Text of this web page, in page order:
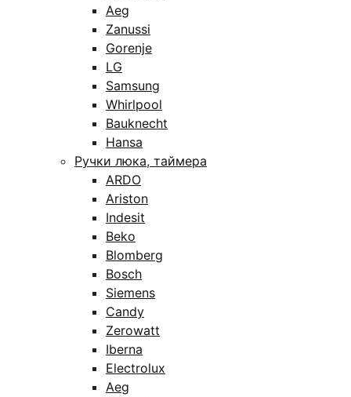
Aeg
Zanussi
Gorenje
LG
Samsung
Whirlpool
Bauknecht
Hansa
Ручки люка, таймера
ARDO
Ariston
Indesit
Beko
Blomberg
Bosch
Siemens
Candy
Zerowatt
Iberna
Electrolux
Aeg